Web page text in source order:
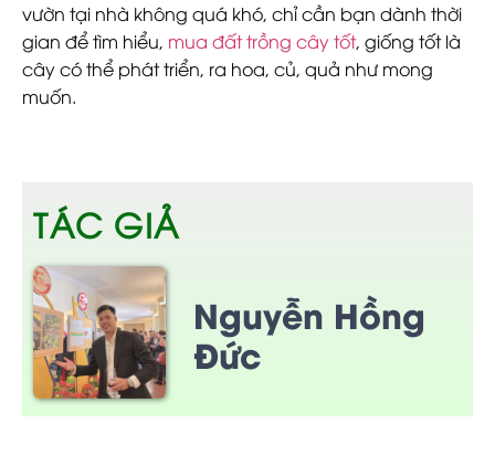
vườn tại nhà không quá khó, chỉ cần bạn dành thời
gian để tìm hiểu, mua đất trồng cây tốt, giống tốt là
cây có thể phát triển, ra hoa, củ, quả như mong
muốn.
TÁC GIẢ
Nguyễn Hồng
Đức